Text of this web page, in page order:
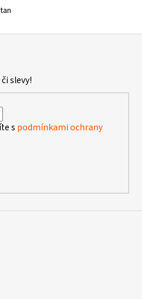
slevy!
s podmínkami ochrany